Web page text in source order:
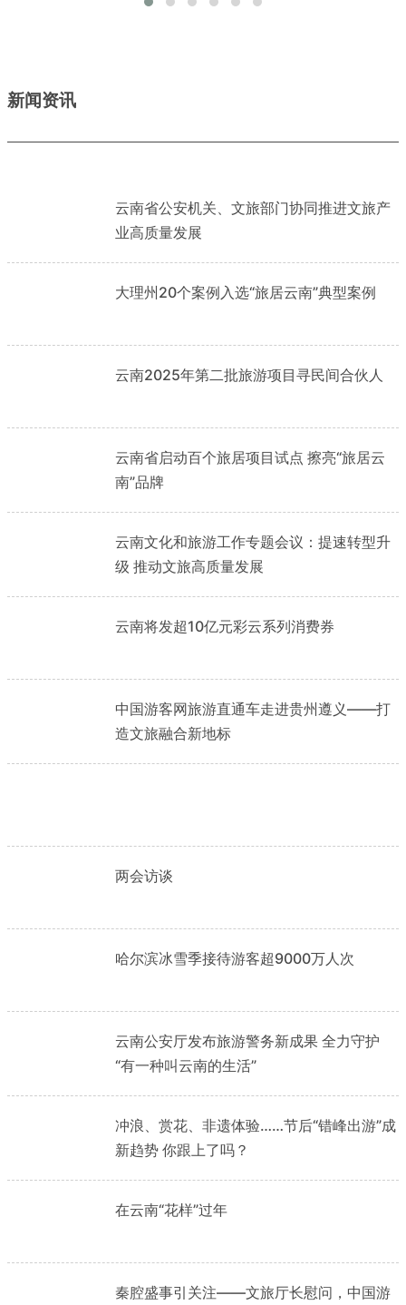
新闻资讯
云南省公安机关、文旅部门协同推进文旅产
业高质量发展
大理州20个案例入选“旅居云南”典型案例
云南2025年第二批旅游项目寻民间合伙人
云南省启动百个旅居项目试点 擦亮“旅居云
南”品牌
云南文化和旅游工作专题会议：提速转型升
级 推动文旅高质量发展
云南将发超10亿元彩云系列消费券
中国游客网旅游直通车走进贵州遵义——打
造文旅融合新地标
两会访谈
哈尔滨冰雪季接待游客超9000万人次
云南公安厅发布旅游警务新成果 全力守护
“有一种叫云南的生活”
冲浪、赏花、非遗体验……节后“错峰出游”成
新趋势 你跟上了吗？
在云南“花样”过年
秦腔盛事引关注——文旅厅长慰问，中国游